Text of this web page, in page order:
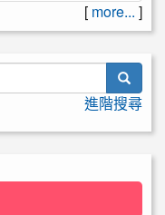
[ more... ]
進階搜尋